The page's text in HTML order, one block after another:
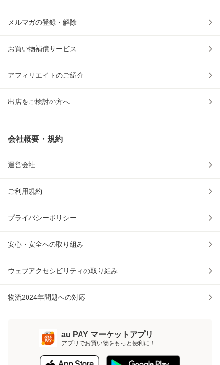
メルマガの登録・解除
お買い物補償サービス
アフィリエイトのご紹介
出店をご検討の方へ
会社概要・規約
運営会社
ご利用規約
プライバシーポリシー
安心・安全への取り組み
ウェブアクセシビリティの取り組み
物流2024年問題への対応
au PAY マーケットアプリ
アプリでお買い物をもっと便利に！